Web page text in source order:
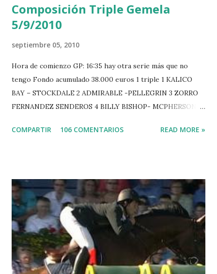
Composición Triple Gemela
5/9/2010
septiembre 05, 2010
Hora de comienzo GP: 16:35 hay otra serie más que no
tengo Fondo acumulado 38.000 euros 1 triple 1 KALICO
BAY – STOCKDALE 2 ADMIRABLE -PELLEGRIN 3 ZORRO
FERNANDEZ SENDEROS 4 BILLY BISHOP- MCPHERSON 5
-EPAILLARD 7 GIG AMAI M WHITAKER 8 SILVANA DU
POWER - MILLAR 5 ARMANIE -VOORN 6 QUERLYBET
HERO -LEJAUNE 7 MO CHROI - O’BRIEN 8 CARMENA Z -
BREEN 9 JALLA DE GAVIERE -RAMZY AL DUHAMI 10
NOVEL -PHILIPPAERTS 3 triple 1 LATE NIGHT -LEVY 2 K
CLUB LADY -O’CONNOR 3 QUICK STUDY - HOUGH 4
LORENZO -AHLMANN 5 L’ESPOIR -GULLIKSEN 6
TOPINAMBOUR -LEPREVOST 7 WISCONSIN 111 -MOYA 8
COMPARTIR 106 COMENTARIOS READ MORE »